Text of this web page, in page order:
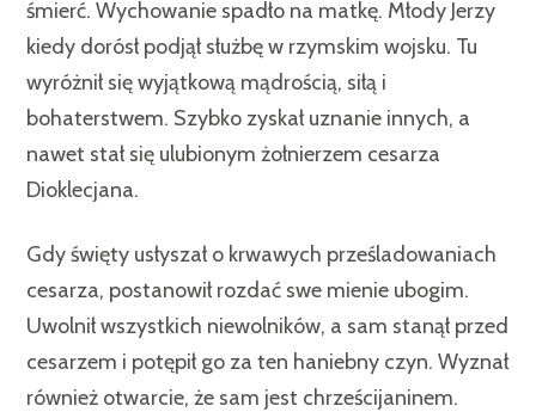
śmierć. Wychowanie spadło na matkę. Młody Jerzy
kiedy dorósł podjął służbę w rzymskim wojsku. Tu
wyróżnił się wyjątkową mądrością, siłą i
bohaterstwem. Szybko zyskał uznanie innych, a
nawet stał się ulubionym żołnierzem cesarza
Dioklecjana.
Gdy święty usłyszał o krwawych prześladowaniach
cesarza, postanowił rozdać swe mienie ubogim.
Uwolnił wszystkich niewolników, a sam stanął przed
cesarzem i potępił go za ten haniebny czyn. Wyznał
również otwarcie, że sam jest chrześcijaninem.